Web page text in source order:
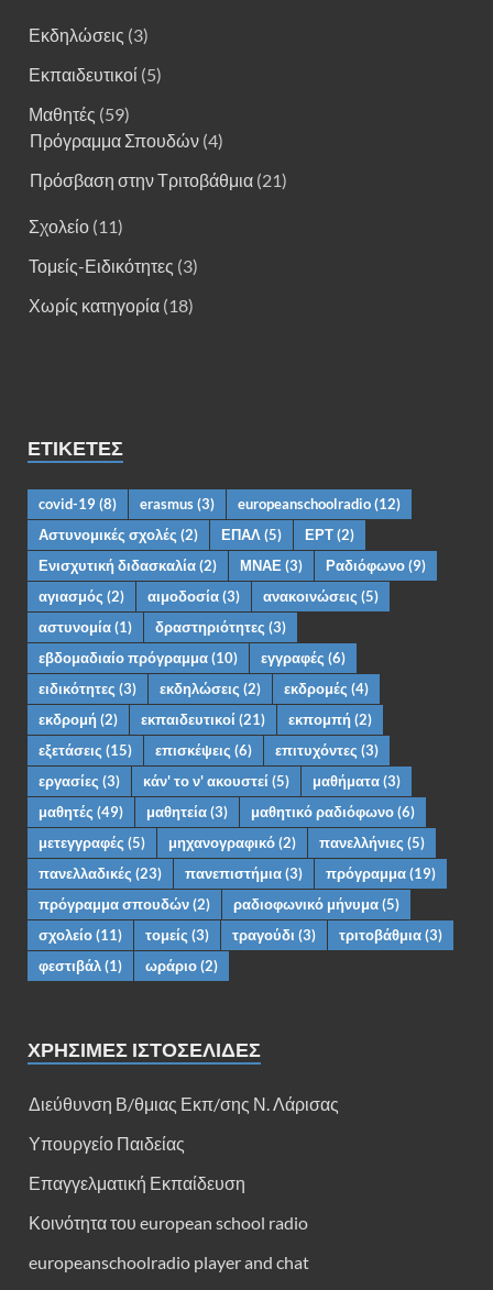
Εκδηλώσεις (3)
Εκπαιδευτικοί (5)
Μαθητές (59)
Πρόγραμμα Σπουδών (4)
Πρόσβαση στην Τριτοβάθμια (21)
Σχολείο (11)
Τομείς-Ειδικότητες (3)
Χωρίς κατηγορία (18)
ΕΤΙΚΈΤΕΣ
covid-19(8) erasmus(3) europeanschoolradio(12)
Αστυνομικές σχολές (2) ΕΠΑΛ (5) ΕΡΤ(2)
Ενισχυτική διδασκαλία(2) ΜΝΑΕ (3) Ραδιόφωνο(9)
αγιασμός (2) αιμοδοσία(3) ανακοινώσεις (5)
αστυνομία(1) δραστηριότητες (3)
εβδομαδιαίο πρόγραμμα(10) εγγραφές (6)
ειδικότητες (3) εκδηλώσεις (2) εκδρομές (4)
εκδρομή(2) εκπαιδευτικοί (21) εκπομπή(2)
εξετάσεις (15) επισκέψεις (6) επιτυχόντες (3)
εργασίες (3) κάν' το ν' ακουστεί (5) μαθήματα(3)
μαθητές (49) μαθητεία(3) μαθητικό ραδιόφωνο(6)
μετεγγραφές (5) μηχανογραφικό(2) πανελλήνιες (5)
πανελλαδικές (23) πανεπιστήμια(3) πρόγραμμα(19)
πρόγραμμα σπουδών(2) ραδιοφωνικό μήνυμα(5)
σχολείο(11) τομείς (3) τραγούδι (3) τριτοβάθμια(3)
φεστιβάλ(1) ωράριο(2)
ΧΡΗΣΙΜΕΣ ΙΣΤΟΣΕΛΙΔΕΣ
Διεύθυνση Β/θμιας Εκπ/σης Ν. Λάρισας
Υπουργείο Παιδείας
Επαγγελματική Εκπαίδευση
Κοινότητα του european school radio
europeanschoolradio player and chat